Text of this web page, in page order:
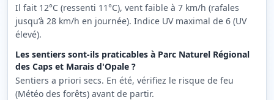
Il fait 12°C (ressenti 11°C), vent faible à 7 km/h (rafales
jusqu’à 28 km/h en journée). Indice UV maximal de 6 (UV
élevé).
Les sentiers sont-ils praticables à Parc Naturel Régional
des Caps et Marais d'Opale ?
Sentiers a priori secs. En été, vérifiez le risque de feu
(Météo des forêts) avant de partir.